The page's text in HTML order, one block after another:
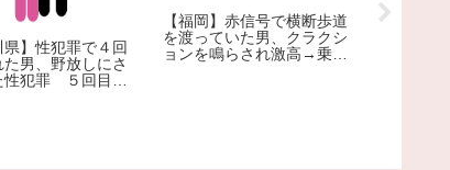
断歩道
ラクシ
→乗用
たか 自
現行犯
【悲報】18歳女子高生が大
後悔…大学の「一般入試」
を回避して起きた「残念す
ぎる悲劇」
逮捕された保育士
と話題にｗｗｗｗ